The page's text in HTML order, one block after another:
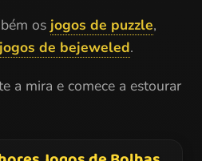
os jogos de puzzle,
jogos de bejeweled.
a mira e comece a estourar